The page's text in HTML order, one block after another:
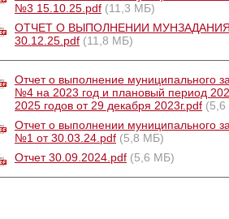
№3 15.10.25.pdf (11,3 МБ)
ОТЧЕТ О ВЫПОЛНЕНИИ МУНЗАДАНИЯ
30.12.25.pdf (11,8 МБ)
Отчет о выполнение муниципального
№4 на 2023 год и плановый период
2025 годов от 29 декабря 2023г.pdf
Отчет о выполнении муниципального
№1 от 30.03.24.pdf (5,8 МБ)
Отчет 30.09.2024.pdf (5,6 МБ)